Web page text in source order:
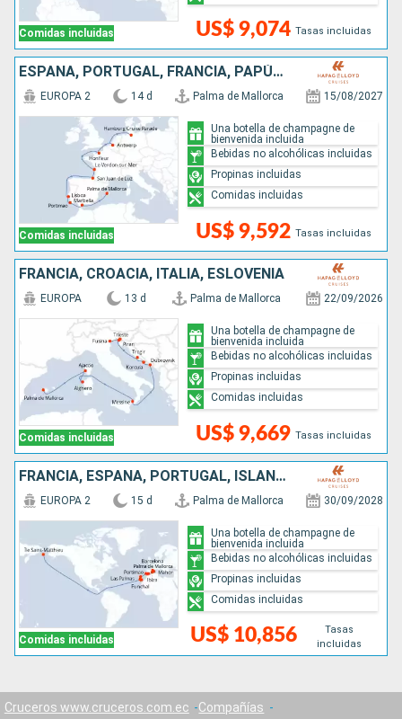
Comidas incluidas US$ 9,074 Tasas incluidas
ESPAÑA, PORTUGAL, FRANCIA, PAPÚA NUEVA GUINEA, BÉLGICA, ALEMANIA
Comidas incluidas
EUROPA 2 14 d Palma de Mallorca 15/08/2027
US$ 9,592 Tasas incluidas
Una botella de champagne de
bienvenida incluida
Bebidas no alcohólicas incluidas
Propinas incluidas
Comidas incluidas
FRANCIA, CROACIA, ITALIA, ESLOVENIA
Comidas incluidas
EUROPA 13 d Palma de Mallorca 22/09/2026
US$ 9,669 Tasas incluidas
Una botella de champagne de
bienvenida incluida
Bebidas no alcohólicas incluidas
Propinas incluidas
Comidas incluidas
FRANCIA, ESPAÑA, PORTUGAL, ISLANDIA
Comidas incluidas
EUROPA 2 15 d Palma de Mallorca 30/09/2028
US$ 10,856
Tasas
incluidas
Una botella de champagne de
bienvenida incluida
Bebidas no alcohólicas incluidas
Propinas incluidas
Comidas incluidas
Cruceros www.cruceros.com.ec
Compañías